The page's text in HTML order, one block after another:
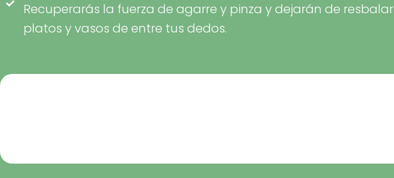
Recuperarás la fuerza de agarre y pinza y dejarán de resbalar
platos y vasos de entre tus dedos.